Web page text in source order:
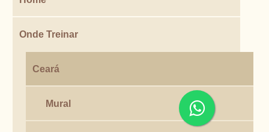
Onde Treinar
Ceará
Mural